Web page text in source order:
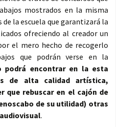
mostrados en la misma
la escuela que garantizará la
ofreciendo al creador un
el mero hecho de recogerlo
que podrán verse en la
podrá encontrar en la esta
de alta calidad artística,
que rebuscar en el cajón de
de su utilidad) otras
.